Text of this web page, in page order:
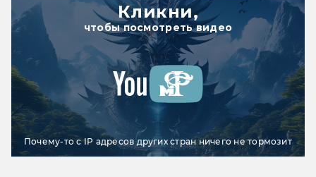
Кликни,
чтобы посмотреть видео
Почему-то с IP адресов других стран ничего не тормозит